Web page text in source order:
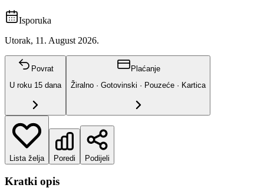
Isporuka
Utorak, 11. August 2026.
Povrat
U roku 15 dana
Plaćanje
Žiralno · Gotovinski · Pouzeće · Kartica
Lista želja Poredi Podijeli
Kratki opis